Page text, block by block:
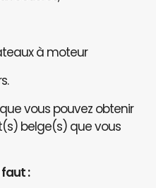
à moteur
vous pouvez obtenir
belge(s) que vous
: